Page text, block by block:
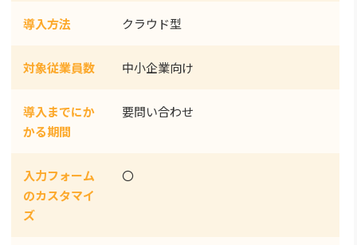
導入方法 クラウド型
対象従業員数 中小企業向け
導入までにか
かる期間
要問い合わせ
入力フォーム
のカスタマイ
ズ
〇